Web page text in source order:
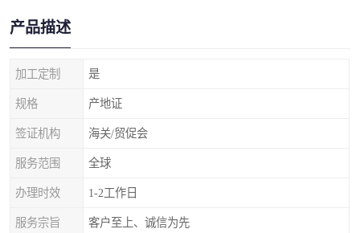
产品描述
加工定制 是
规格 产地证
签证机构 海关/贸促会
服务范围 全球
办理时效 1-2工作日
服务宗旨 客户至上、诚信为先